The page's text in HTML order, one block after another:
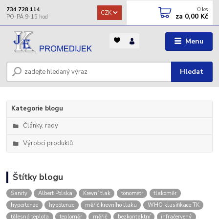
Menu
CZK
Hledat
734 728 114 0 ks
za 0,00 Kč
Kategorie blogu
Články, rady
Výrobci produktů
Štítky blogu
Sanity Albert Polska Krevní tlak tonometr
tlakoměr
hypertenze
hypotenze měřič krevního tlaku
WHO klasifikace TK
tělesná teplota
teploměr měřič bezkontaktní
infračervený